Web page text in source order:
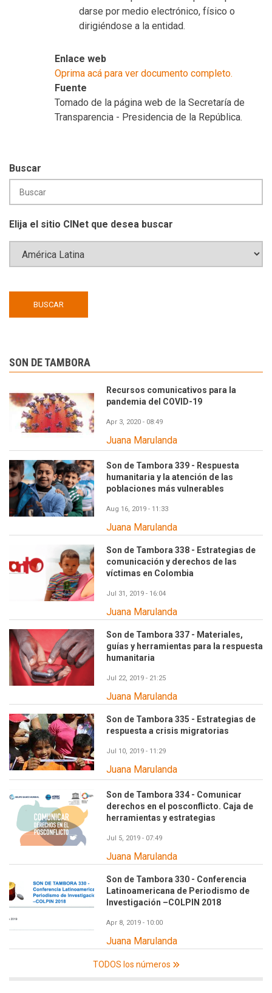
darse por medio electrónico, físico o
dirigiéndose a la entidad.
Enlace web
Oprima acá para ver documento completo.
Fuente
Tomado de la página web de la Secretaría de
Transparencia - Presidencia de la República.
Buscar
Elija el sitio CINet que desea buscar
SON DE TAMBORA
Recursos comunicativos para la
pandemia del COVID-19
Apr 3, 2020 - 08:49
Juana Marulanda
Son de Tambora 339 - Respuesta
humanitaria y la atención de las
poblaciones más vulnerables
Aug 16, 2019 - 11:33
Juana Marulanda
Son de Tambora 338 - Estrategias de
comunicación y derechos de las
víctimas en Colombia
Jul 31, 2019 - 16:04
Juana Marulanda
Son de Tambora 337 - Materiales,
guías y herramientas para la respuesta
humanitaria
Jul 22, 2019 - 21:25
Juana Marulanda
Son de Tambora 335 - Estrategias de
respuesta a crisis migratorias
Jul 10, 2019 - 11:29
Juana Marulanda
Son de Tambora 334 - Comunicar
derechos en el posconflicto. Caja de
herramientas y estrategias
Jul 5, 2019 - 07:49
Juana Marulanda
Son de Tambora 330 - Conferencia
Latinoamericana de Periodismo de
Investigación –COLPIN 2018
Apr 8, 2019 - 10:00
Juana Marulanda
TODOS los números